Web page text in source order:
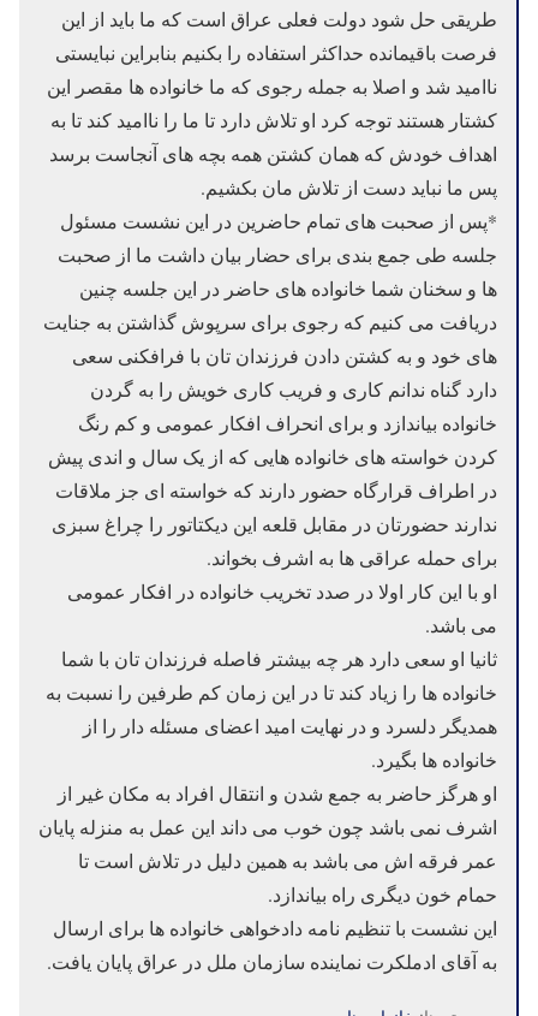
طریقی حل شود دولت فعلی عراق است که ما باید از این
فرصت باقیمانده حداکثر استفاده را بکنیم بنابراین نبایستی
ناامید شد و اصلا به جمله رجوی که ما خانواده ها مقصر این
کشتار هستند توجه کرد او تلاش دارد تا ما را ناامید کند تا به
اهداف خودش که همان کشتن همه بچه های آنجاست برسد
پس ما نباید دست از تلاش مان بکشیم.
*پس از صحبت های تمام حاضرین در این نشست مسئول
جلسه طی جمع بندی برای حضار بیان داشت ما از صحبت
ها و سخنان شما خانواده های حاضر در این جلسه چنین
دریافت می کنیم که رجوی برای سرپوش گذاشتن به جنایت
های خود و به کشتن دادن فرزندان تان با فرافکنی سعی
دارد گناه ندانم کاری و فریب کاری خویش را به گردن
خانواده بیاندازد و برای انحراف افکار عمومی و کم رنگ
کردن خواسته های خانواده هایی که از یک سال و اندی پیش
در اطراف قرارگاه حضور دارند که خواسته ای جز ملاقات
ندارند حضورتان در مقابل قلعه این دیکتاتور را چراغ سبزی
برای حمله عراقی ها به اشرف بخواند.
او با این کار اولا در صدد تخریب خانواده در افکار عمومی
می باشد.
ثانیا او سعی دارد هر چه بیشتر فاصله فرزندان تان با شما
خانواده ها را زیاد کند تا در این زمان کم طرفین را نسبت به
همدیگر دلسرد و در نهایت امید اعضای مسئله دار را از
خانواده ها بگیرد.
او هرگز حاضر به جمع شدن و انتقال افراد به مکان غیر از
اشرف نمی باشد چون خوب می داند این عمل به منزله پایان
عمر فرقه اش می باشد به همین دلیل در تلاش است تا
حمام خون دیگری راه بیاندازد.
این نشست با تنظیم نامه دادخواهی خانواده ها برای ارسال
به آقای ادملکرت نماینده سازمان ملل در عراق پایان یافت.